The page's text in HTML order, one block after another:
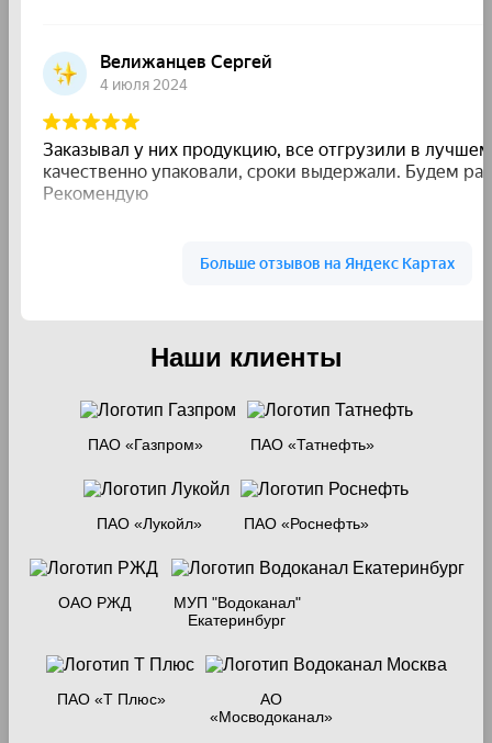
Наши клиенты
ПАО «Газпром» ПАО «Татнефть»
ПАО «Лукойл» ПАО «Роснефть»
ОАО РЖД
МУП "Водоканал"
Екатеринбург
ПАО «Т Плюс»
АО
«Мосводоканал»